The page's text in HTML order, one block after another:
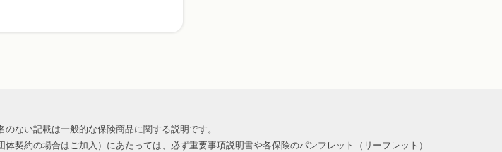
ない記載は一般的な保険商品に関する説明です。
契約の場合はご加入）にあたっては、必ず重要事項説明書や各保険のパンフレット（リーフレット）